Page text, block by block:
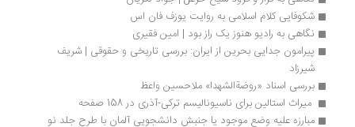
شکوفایی کلام اسلامی به روایت یوزف فان اس
نگاهی به رادیو هنوز یک راز بود | امین فقیری
شیرزاد
بررسی اسناد «روضةالشهدا» ملاحسین واعظ
میراث استالین برای ناسیونالیسم ترکی-آذری در 158 صفحه
مبارزه علیه وضع موجود یا جنبش دانشجویی آلمان با طرح جلد نو